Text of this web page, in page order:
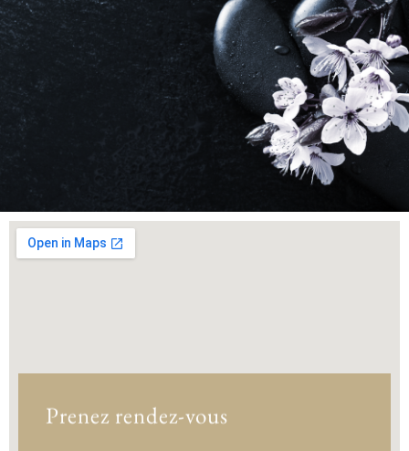
Prenez rendez-vous